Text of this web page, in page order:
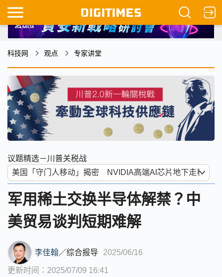
科技网 观点 专家讲堂
议题精选－川普关税战
军用稀土交换半导体解禁？中
美贸易谈判短期难解
李佳翰／综合报导 2025/06/16
更新时间：2025/07/09 16:41